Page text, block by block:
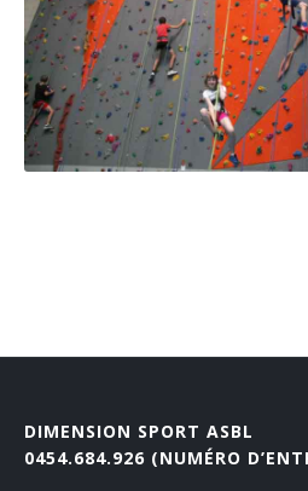
DIMENSION SPORT ASBL
0454.684.926 (NUMÉRO